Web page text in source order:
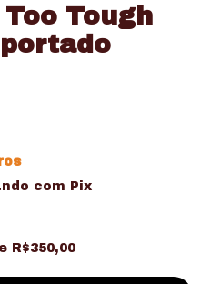
Tough
com Pix
R$350,00